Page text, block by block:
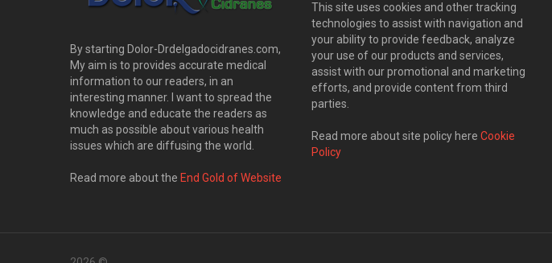
By starting Dolor-Drdelgadocidranes.com,
My aim is to provides accurate medical
information to our readers, in an
interesting manner. I want to spread the
knowledge and educate the readers as
much as possible about various health
issues which are diffusing the world.
Read more about the End Gold of Website
This site uses cookies and other tracking
technologies to assist with navigation and
your ability to provide feedback, analyze
your use of our products and services,
assist with our promotional and marketing
efforts, and provide content from third
parties.
Read more about site policy here Cookie
Policy